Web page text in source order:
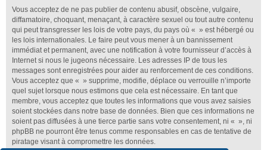
Vous acceptez de ne pas publier de contenu abusif, obscène, vulgaire,
diffamatoire, choquant, menaçant, à caractère sexuel ou tout autre contenu
qui peut transgresser les lois de votre pays, du pays où « » est hébergé ou
les lois internationales. Le faire peut vous mener à un bannissement
immédiat et permanent, avec une notification à votre fournisseur d’accès à
Internet si nous le jugeons nécessaire. Les adresses IP de tous les
messages sont enregistrées pour aider au renforcement de ces conditions.
Vous acceptez que « » supprime, modifie, déplace ou verrouille n’importe
quel sujet lorsque nous estimons que cela est nécessaire. En tant que
membre, vous acceptez que toutes les informations que vous avez saisies
soient stockées dans notre base de données. Bien que ces informations ne
soient pas diffusées à une tierce partie sans votre consentement, ni « », ni
phpBB ne pourront être tenus comme responsables en cas de tentative de
piratage visant à compromettre les données.